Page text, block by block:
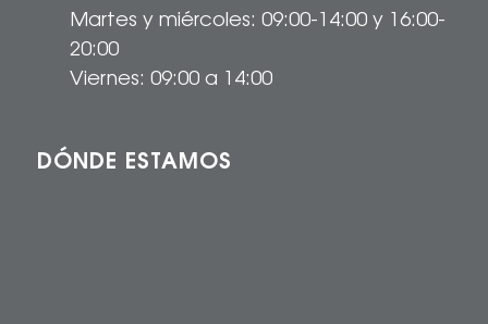
Martes y miércoles: 09:00-14:00 y 16:00-
20:00
Viernes: 09:00 a 14:00
DÓNDE ESTAMOS